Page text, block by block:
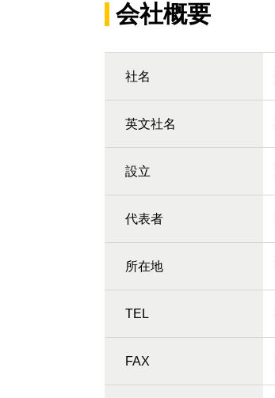
会社概要
社名
英文社名
設立
代表者
所在地
TEL
FAX